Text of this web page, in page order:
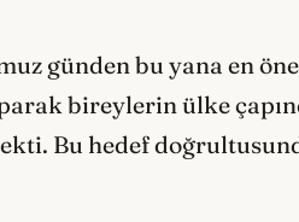
günden bu yana en
bireylerin ülke
Bu hedef